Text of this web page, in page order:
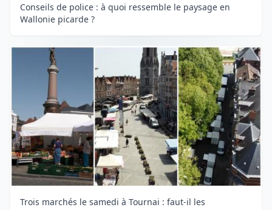
Conseils de police : à quoi ressemble le paysage en
Wallonie picarde ?
Trois marchés le samedi à Tournai : faut-il les